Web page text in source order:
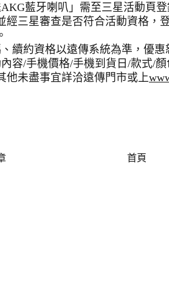
AKG藍牙喇叭」需至三星活動頁
經三星審查是否符合活動資格，
續約資格以遠傳系統為準，優惠
容/手機價格/手機到貨日 /款式/顏
他未盡事宜詳洽遠傳門市或上
首頁